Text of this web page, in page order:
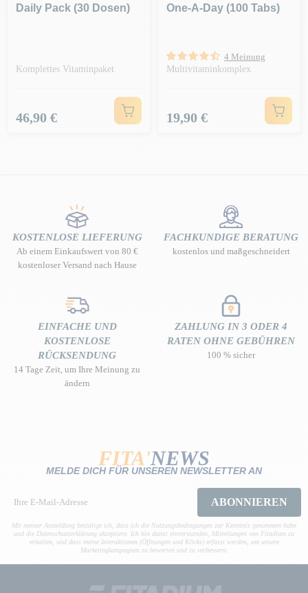
Daily Pack (30 Dosen)
Komplettes Vitaminpaket
Preis
46,90 €
One-A-Day (100 Tabs)
4 Meinung
Multivitaminkomplex
Preis
19,90 €
KOSTENLOSE LIEFERUNG
Ab einem Einkaufswert von 80 €
kostenloser Versand nach Hause
FACHKUNDIGE BERATUNG
kostenlos und maßgeschneidert
EINFACHE UND
KOSTENLOSE
RÜCKSENDUNG
14 Tage Zeit, um Ihre Meinung zu
ändern
ZAHLUNG IN 3 ODER 4
RATEN OHNE GEBÜHREN
100 % sicher
FITA'NEWS
MELDE DICH FÜR UNSEREN NEWSLETTER AN
ABONNIEREN
Mit meiner Anmeldung bestätige ich, dass ich die Nutzungsbedingungen zur Kenntnis genommen habe
und die Datenschutzerklärung akzeptiere. Ich bin damit einverstanden, Mitteilungen von Fitadium zu
erhalten, und dass meine Interaktionen (Öffnungen und Klicks) erfasst werden, um unsere
Marketingkampagnen zu bewerten und zu verbessern.